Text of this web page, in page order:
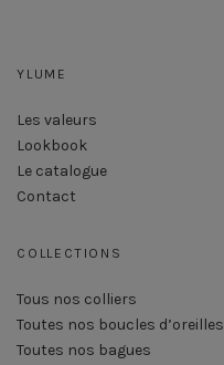
YLUME
Les valeurs
Lookbook
Le catalogue
Contact
COLLECTIONS
Tous nos colliers
Toutes nos boucles d’oreilles
Toutes nos bagues